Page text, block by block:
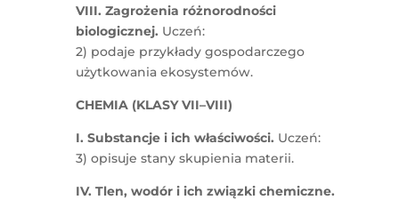
VIII. Zagrożenia różnorodności
biologicznej. Uczeń:
2) podaje przykłady gospodarczego
użytkowania ekosystemów.
CHEMIA (KLASY VII–VIII)
I. Substancje i ich właściwości. Uczeń:
3) opisuje stany skupienia materii.
IV. Tlen, wodór i ich związki chemiczne.